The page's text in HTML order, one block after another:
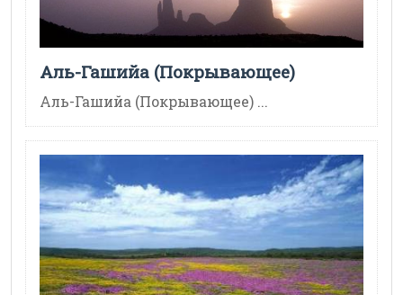
Аль-Гашийа (Покрывающее)
Аль-Гашийа (Покрывающее) ...